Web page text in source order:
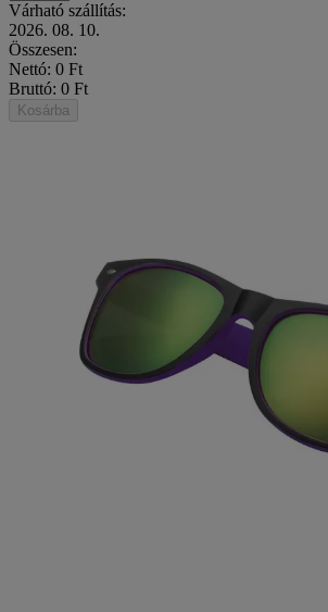
Várható szállítás:
2026. 08. 10.
Összesen:
Nettó: 0 Ft
Bruttó: 0 Ft
Kosárba